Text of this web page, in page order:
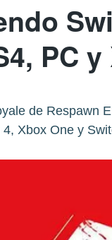
PC y
de Respawn
Xbox One y